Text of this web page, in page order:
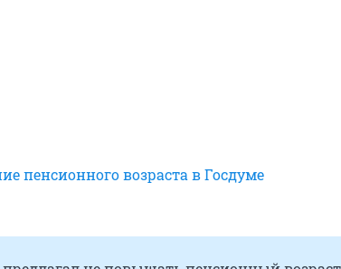
пенсионного возраста в Госдуме